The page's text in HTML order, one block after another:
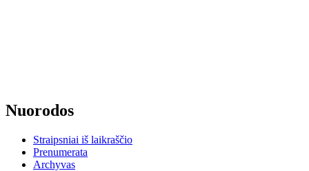
Nuorodos
Straipsniai iš laikraščio
Prenumerata
Archyvas